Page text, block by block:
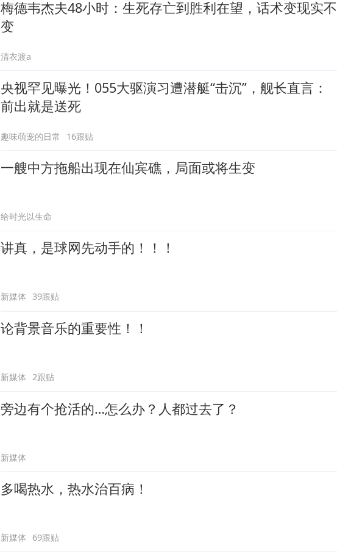
梅德韦杰夫48小时：生死存亡到胜利在望，话术变现实不
变
清衣渡a
央视罕见曝光！055大驱演习遭潜艇“击沉”，舰长直言：
前出就是送死
趣味萌宠的日常 16跟贴
一艘中方拖船出现在仙宾礁，局面或将生变
给时光以生命
讲真，是球网先动手的！！！
新媒体 39跟贴
论背景音乐的重要性！！
新媒体 2跟贴
旁边有个抢活的…怎么办？人都过去了？
新媒体
多喝热水，热水治百病！
新媒体 69跟贴